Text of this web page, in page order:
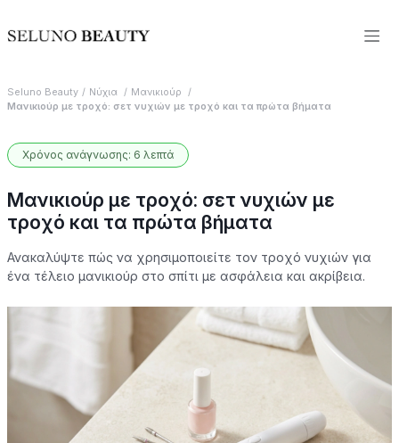
Seluno Beauty Νύχια
Μανικιούρ
Μανικιούρ με τροχό: σετ νυχιών με τροχό και τα πρώτα βήματα
Χρόνος ανάγνωσης: 6 λεπτά
Μανικιούρ με τροχό: σετ νυχιών με
τροχό και τα πρώτα βήματα
Ανακαλύψτε πώς να χρησιμοποιείτε τον τροχό νυχιών για
ένα τέλειο μανικιούρ στο σπίτι με ασφάλεια και ακρίβεια.